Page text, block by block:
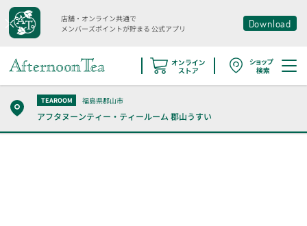
店舗・オンライン共通で
メンバーズポイントが貯まる 公式アプリ Download
TEAROOM 福島県郡山市
アフタヌーンティー・ティールーム 郡山うすい